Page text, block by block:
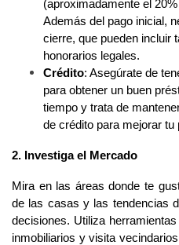
(aproximadamente el
Además del pago inicial,
cierre, que pueden incluir
honorarios legales.
Crédito: Asegúrate de
para obtener un buen
tiempo y trata de
de crédito para mejorar tu
2. Investiga el Mercado
Mira en las áreas donde te
de las casas y las tendencias
decisiones. Utiliza
inmobiliarios y visita